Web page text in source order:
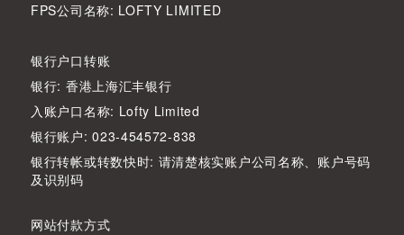
FPS公司名称: LOFTY LIMITED
银行户口转账
银行: 香港上海汇丰银行
入账户口名称: Lofty Limited
银行账户: 023-454572-838
银行转帐或转数快时: 请清楚核实账户公司名称、账户号码
及识别码
网站付款方式